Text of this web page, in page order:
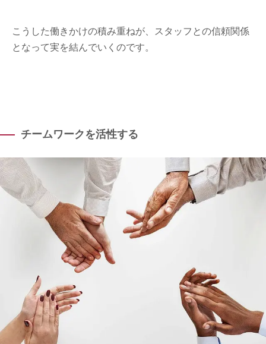
こうした働きかけの積み重ねが、スタッフとの信頼関係
となって実を結んでいくのです。
チームワークを活性する